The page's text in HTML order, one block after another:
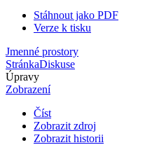
Stáhnout jako PDF
Verze k tisku
Jmenné prostory
StránkaDiskuse
Úpravy
Zobrazení
Číst
Zobrazit zdroj
Zobrazit historii